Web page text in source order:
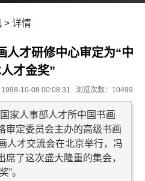
> 详情
人才研修中心审定为“中
才金奖”
10-08 00:08:31 浏览次数：10499
家人事部人才所中国书画
审定委员会主办的高级书画
人才交流会在北京举行，冯
了这次盛大隆重的集会，
”。